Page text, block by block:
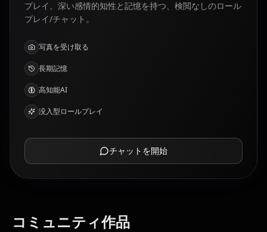
プレイ。深い感情的知性と記憶を持つ、検閲なしのロール
プレイ/チャット。
写真を受け取る
長期記憶
高知能AI
没入型ロールプレイ
チャットを開始
コミュニティ作品